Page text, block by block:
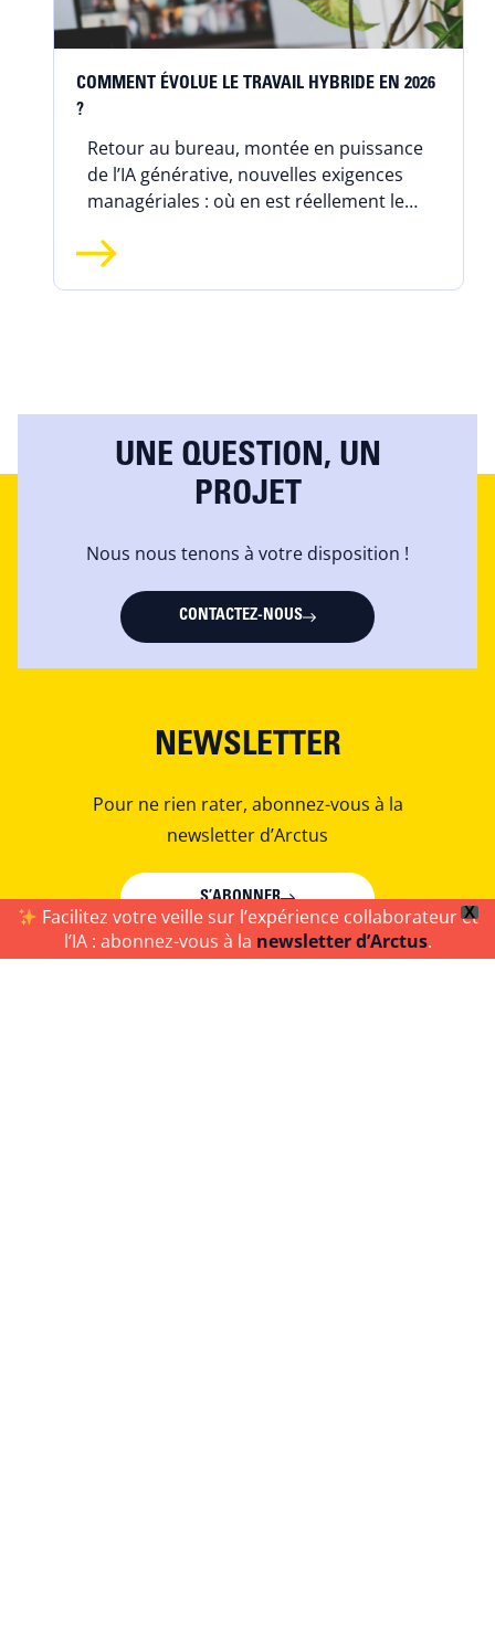
COMMENT ÉVOLUE LE TRAVAIL HYBRIDE EN 2026
?
Retour au bureau, montée en puissance
de l’IA générative, nouvelles exigences
managériales : où en est réellement le
UNE QUESTION, UN
PROJET
Nous nous tenons à votre disposition !
CONTACTEZ-NOUS
NEWSLETTER
Pour ne rien rater, abonnez-vous à la
newsletter d’Arctus
S’ABONNER
X
Facilitez votre veille sur l’expérience collaborateur et
l’IA : abonnez-vous à la newsletter d’Arctus.